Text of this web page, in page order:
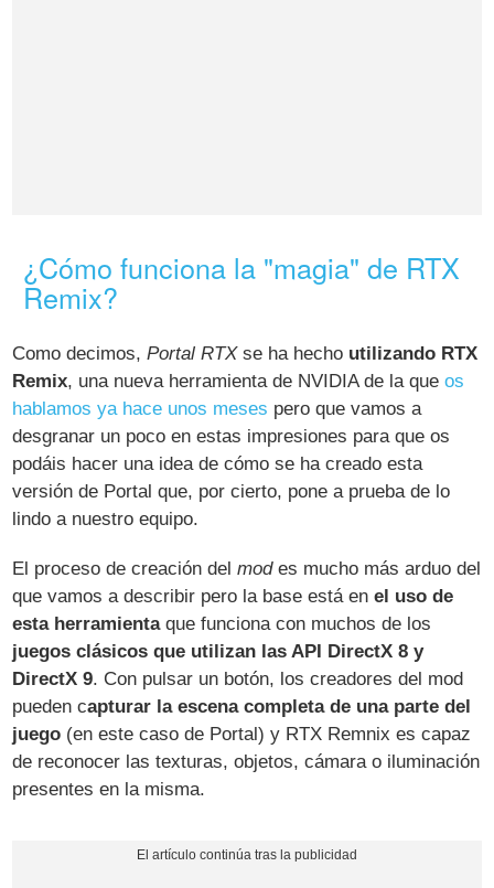
¿Cómo funciona la "magia" de RTX
Remix?
Como decimos,Portal RTXse ha hecho utilizando RTX
Remix, una nueva herramienta de NVIDIA de la queos
hablamos ya hace unos meses pero que vamos a
desgranar un poco en estas impresiones para que os
podáis hacer una idea de cómo se ha creado esta
versión de Portal que, por cierto, pone a prueba de lo
lindo a nuestro equipo.
El proceso de creación delmodes mucho más arduo del
que vamos a describir pero la base está enel uso de
esta herramientaque funciona con muchos de los
juegos clásicos que utilizan las API DirectX 8 y
DirectX 9. Con pulsar un botón, los creadores del mod
pueden capturar la escena completa de una parte del
juego (en este caso de Portal) y RTX Remnix es capaz
de reconocer las texturas, objetos, cámara o iluminación
presentes en la misma.